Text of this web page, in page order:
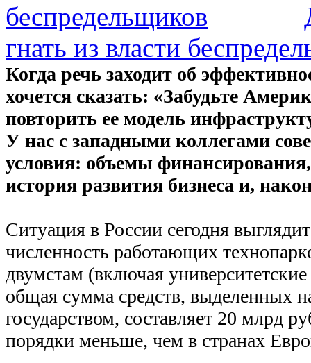
гнать из власти
Когда речь заходит об
хочется сказать: «Забудьте
повторить ее модель
У нас с западными коллегами
условия: объемы
история развития бизнеса и,
Ситуация в России сегодня
численность работающих
двумстам (включая
общая сумма средств, выделенных
государством, составляет 20 млрд
порядки меньше, чем в странах